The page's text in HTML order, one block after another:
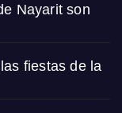
Nayarit son
fiestas de la